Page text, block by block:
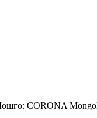
CORONA